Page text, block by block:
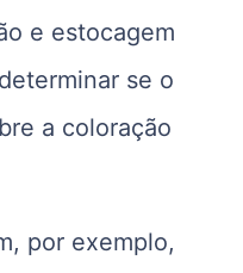
e estocagem
se o
a coloração
por exemplo,